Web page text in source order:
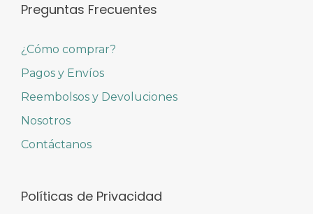
Preguntas Frecuentes
¿Cómo comprar?
Pagos y Envíos
Reembolsos y Devoluciones
Nosotros
Contáctanos
Políticas de Privacidad